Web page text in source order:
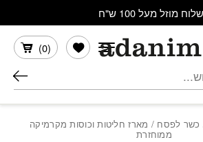
מוזל מעל 100 ש"ח
(
0
)
הרשימה שלי
כשר לפסח / מארז חליטות וכוסות מקרמיקה
ממוחזרת